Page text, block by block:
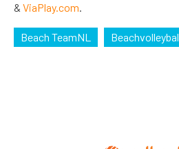
& ViaPlay.com.
Beach TeamNL Beachvolleybal